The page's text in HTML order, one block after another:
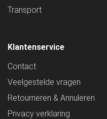
Transport
Klantenservice
Contact
Veelgestelde vragen
Retourneren & Annuleren
Privacy verklaring